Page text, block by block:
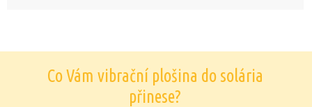
Co Vám vibrační plošina do solária
přinese?